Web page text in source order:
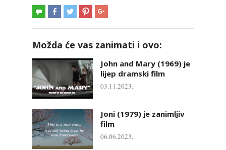
Možda će vas zanimati i ovo:
John and Mary (1969) je
lijep dramski film
03.11.2023.
Joni (1979) je zanimljiv
film
06.06.2023.